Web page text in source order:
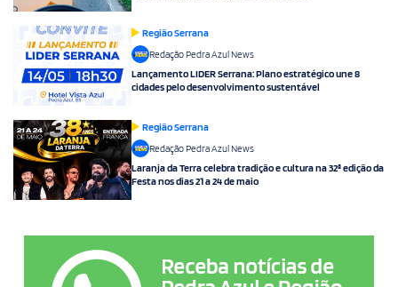
Região Serrana
Redação Pedra Azul News
Lançamento LIDER Serrana: Plano estratégico une 8
cidades pelo desenvolvimento sustentável
Região Serrana
Redação Pedra Azul News
Laranja da Terra celebra tradição e cultura na 32ª edição da
Festa nos dias 21 a 24 de maio